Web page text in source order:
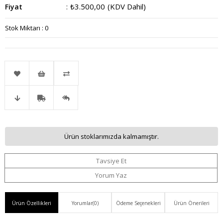
Fiyat : ₺3.500,00 (KDV Dahil)
Stok Miktarı : 0
Favorilere İstek
Ekle
Karşılaştır
Düşünce
Ver
Bedava Haber
Ürün stoklarımızda kalmamıştır.
Tavsiye Et
Yorum Yaz
Ürün Özellikleri Yorumlar(0) Ödeme Seçenekleri Ürün Önerileri